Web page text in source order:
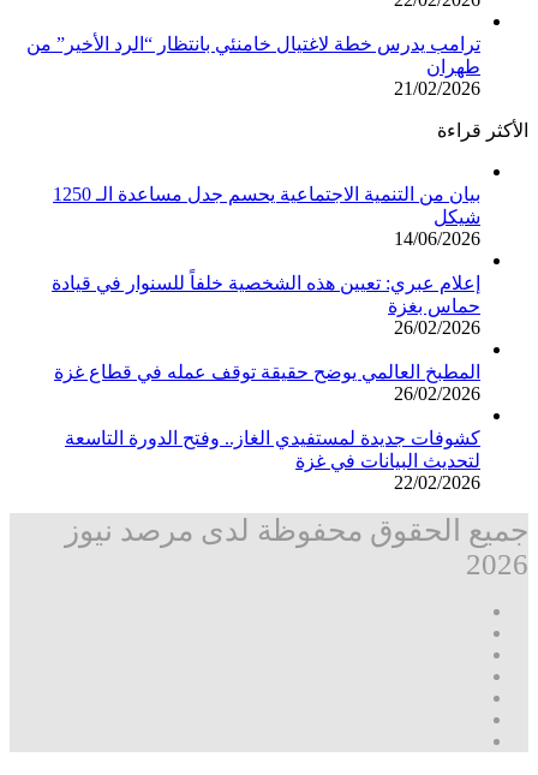
ترامب يدرس خطة لاغتيال خامنئي بانتظار “الرد الأخير” من
طهران
21/02/2026
الأكثر قراءة
بيان من التنمية الاجتماعية يحسم جدل مساعدة الـ 1250
شيكل
14/06/2026
إعلام عبري: تعيين هذه الشخصية خلفاً للسنوار في قيادة
حماس بغزة
26/02/2026
المطبخ العالمي يوضح حقيقة توقف عمله في قطاع غزة
26/02/2026
كشوفات جديدة لمستفيدي الغاز.. وفتح الدورة التاسعة
لتحديث البيانات في غزة
22/02/2026
جميع الحقوق محفوظة لدى مرصد نيوز
2026